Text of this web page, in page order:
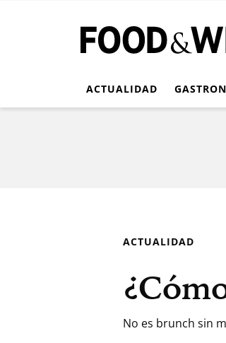
ACTUALIDAD
ACTUALIDAD
No es brunch sin